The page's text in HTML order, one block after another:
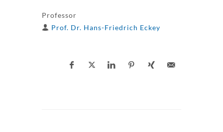
Professor
Prof. Dr. Hans-Friedrich Eckey